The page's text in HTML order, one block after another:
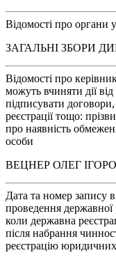
Відомості про органи
ЗАГАЛЬНІ ЗБОРИ
Відомості про
можуть вчиняти дії
підписувати
реєстрації тощо:
про наявність
особи
ВЕЦНЕР ОЛЕГ
Дата та номер запису
проведення державної
коли державна
після набрання
реєстрацію юридичних